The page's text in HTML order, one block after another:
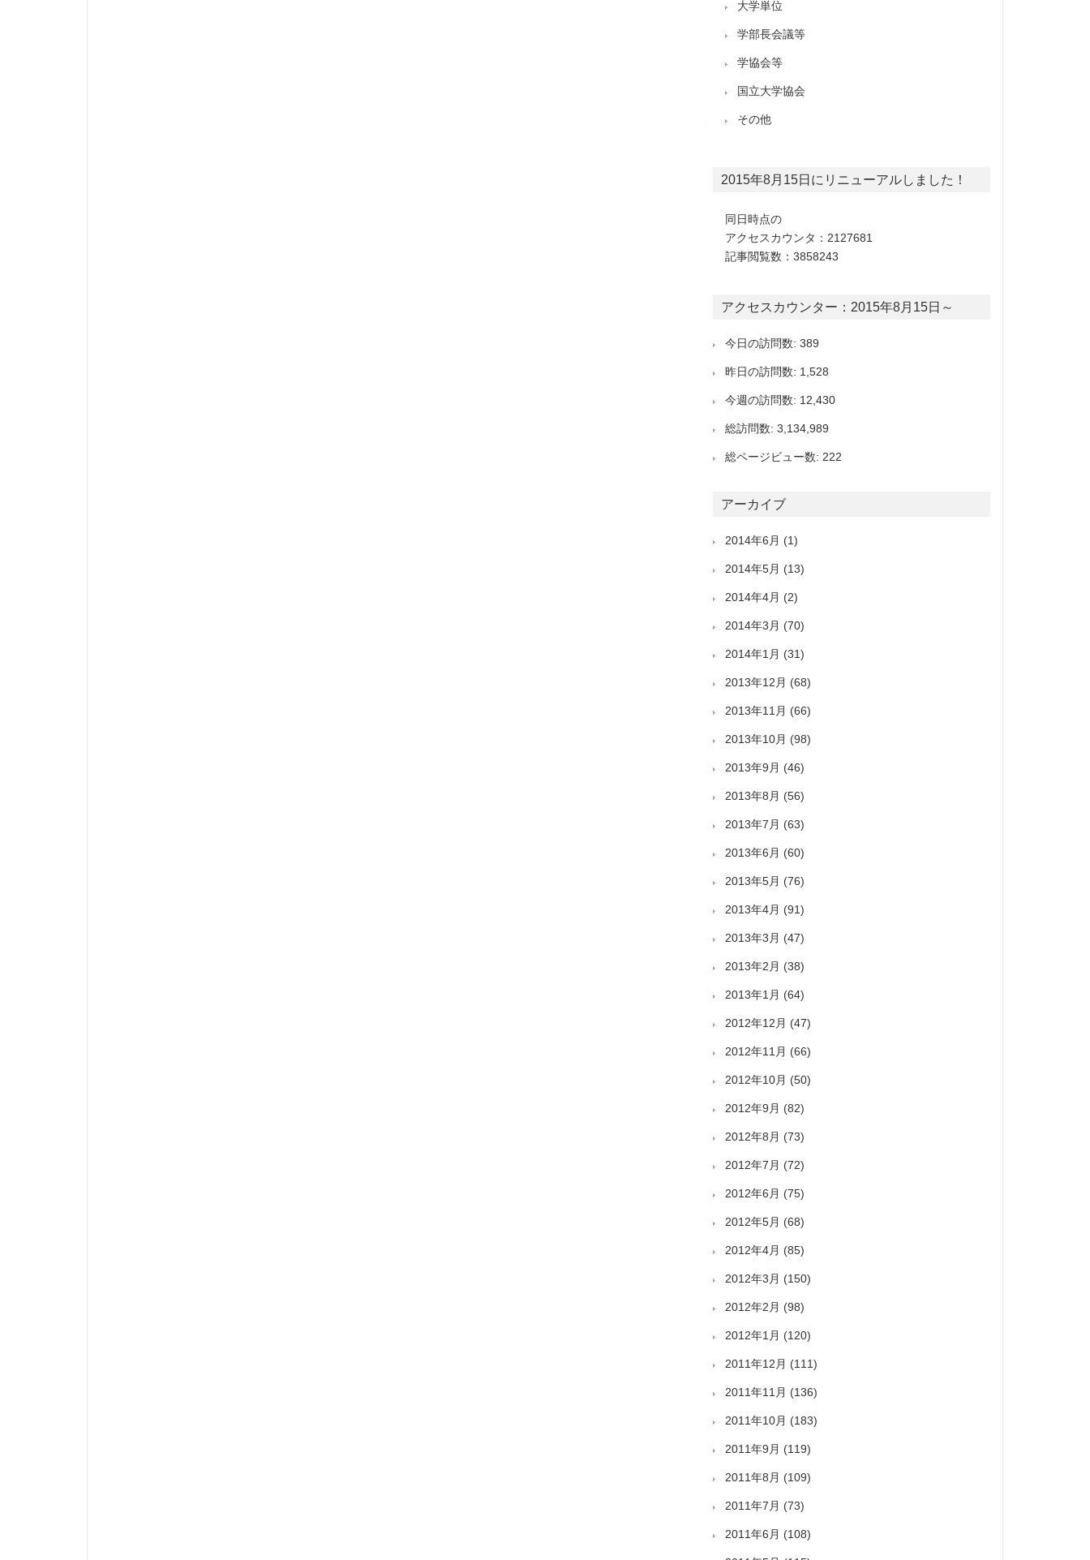
大学単位
学部長会議等
学協会等
国立大学協会
その他
2015年8月15日にリニューアルしました！
同日時点の
アクセスカウンタ：2127681
記事閲覧数：3858243
アクセスカウンター：2015年8月15日～
今日の訪問数: 389
昨日の訪問数: 1,528
今週の訪問数: 12,430
総訪問数: 3,134,989
総ページビュー数: 222
アーカイブ
2014年6月 (1)
2014年5月 (13)
2014年4月 (2)
2014年3月 (70)
2014年1月 (31)
2013年12月 (68)
2013年11月 (66)
2013年10月 (98)
2013年9月 (46)
2013年8月 (56)
2013年7月 (63)
2013年6月 (60)
2013年5月 (76)
2013年4月 (91)
2013年3月 (47)
2013年2月 (38)
2013年1月 (64)
2012年12月 (47)
2012年11月 (66)
2012年10月 (50)
2012年9月 (82)
2012年8月 (73)
2012年7月 (72)
2012年6月 (75)
2012年5月 (68)
2012年4月 (85)
2012年3月 (150)
2012年2月 (98)
2012年1月 (120)
2011年12月 (111)
2011年11月 (136)
2011年10月 (183)
2011年9月 (119)
2011年8月 (109)
2011年7月 (73)
2011年6月 (108)